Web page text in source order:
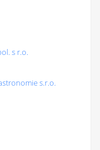
s r.o.
s.r.o.